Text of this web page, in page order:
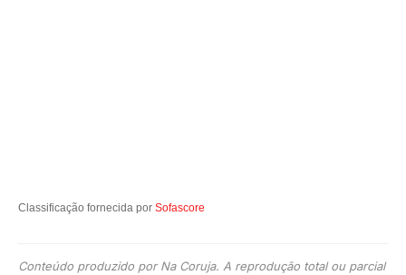
Classificação fornecida por Sofascore
Conteúdo produzido por Na Coruja. A reprodução total ou parcial